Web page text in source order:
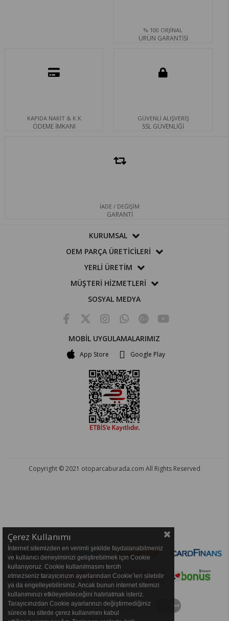
% 100 ORJİNAL
ÜRÜN GARANTİSİ
KAPIDA NAKİT & K.K
ÖDEME İMKANI
GÜVENLİ ALIŞVERİŞ
SSL GÜVENLİĞİ
İADE / DEĞİŞİM
GARANTİ
KURUMSAL
OEM PARÇA ÜRETİCİLERİ
YERLİ ÜRETİM
MÜŞTERİ HİZMETLERİ
SOSYAL MEDYA
MOBİL UYGULAMALARIMIZ
App Store Google Play
Copyright © 2021 otoparcaburada.com All Rights Reserved
Çerez Kullanımı
İnternet sitemizden en verimli şekilde faydalanabilmeniz
ve kullanıcı deneyiminizi geliştirebilmek için Cookie
kullanıyoruz. Cookie kullanılmasını tercih
etmezseniz tarayıcınızın ayarlarından Cookie’leri silebilir
ya da engelleyebilirsiniz. Ancak bunun internet sitemizi
kullanımınızı etkileyebileceğini hatırlatmak isteriz.
Tarayıcınızdan Cookie ayarlarınızı değiştirmediğiniz
sürece bu sitede çerez kullanımını kabul